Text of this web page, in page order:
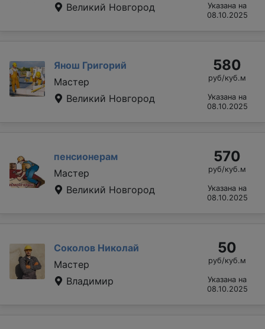
Великий Новгород
Указана на
08.10.2025
Янош Григорий
Мастер
Великий Новгород
580
руб/куб.м
Указана на
08.10.2025
пенсионерам
Мастер
Великий Новгород
570
руб/куб.м
Указана на
08.10.2025
Соколов Николай
Мастер
Владимир
50
руб/куб.м
Указана на
08.10.2025